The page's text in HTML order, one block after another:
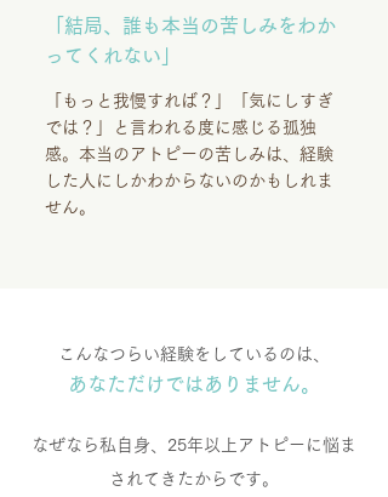
「結局、誰も本当の苦しみをわか
ってくれない」
「もっと我慢すれば？」「気にしすぎ
では？」と言われる度に感じる孤独
感。本当のアトピーの苦しみは、経験
した人にしかわからないのかもしれま
せん。
こんなつらい経験をしているのは、
あなただけではありません。
なぜなら私自身、25年以上アトピーに悩ま
されてきたからです。